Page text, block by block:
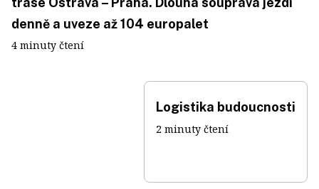
denně a uveze až 104 europalet
4 minuty čtení
Logistika budoucnosti
2 minuty čtení